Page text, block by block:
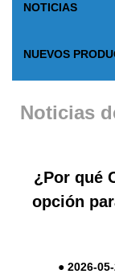
NOTICIAS
NUEVOS
Noticias
¿Por qué
opción
● 2026-